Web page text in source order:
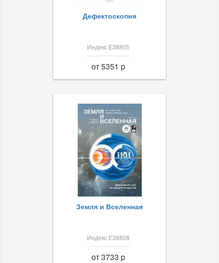
Дефектоскопия
Индекс Е38805
от 5351 p
Земля и Вселенная
Индекс Е38808
от 3733 p